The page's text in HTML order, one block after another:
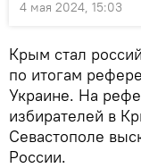
4 мая 2024, 15:03
Крым стал
по итогам
Украине. На
избирателей в
Севастополе
России.